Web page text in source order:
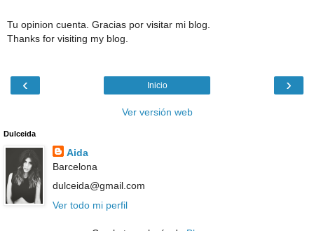
Tu opinion cuenta. Gracias por visitar mi blog.
Thanks for visiting my blog.
‹ ›
Inicio
Ver versión web
Dulceida
Aida
Barcelona
dulceida@gmail.com
Ver todo mi perfil